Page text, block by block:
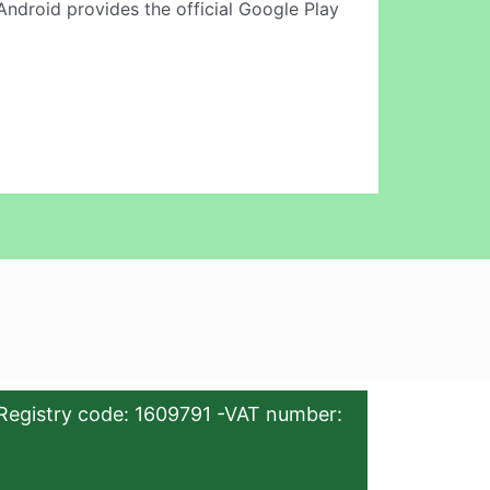
provides the official Google Play
code: 1609791 -VAT number: